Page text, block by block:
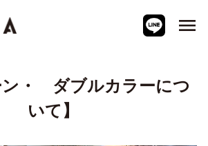
menu
ン・ ダブルカラーにつ
いて】